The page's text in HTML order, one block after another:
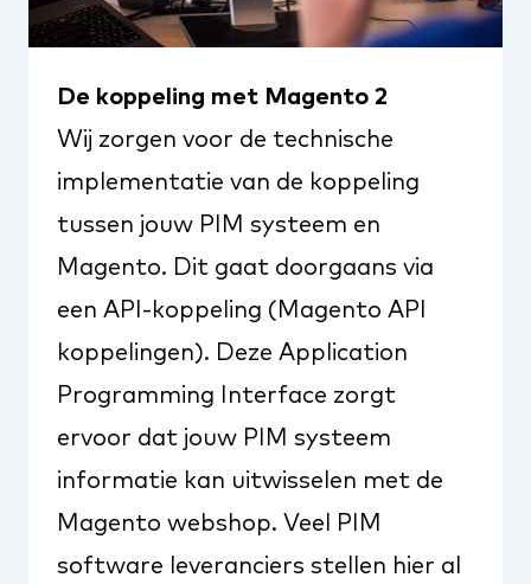
De koppeling met Magento 2
Wij zorgen voor de technische
implementatie van de koppeling
tussen jouw PIM systeem en
Magento. Dit gaat doorgaans via
een API-koppeling ( Magento API
koppelingen). Deze Application
Programming Interface zorgt
ervoor dat jouw PIM systeem
informatie kan uitwisselen met de
Magento webshop. Veel PIM
software leveranciers stellen hier al